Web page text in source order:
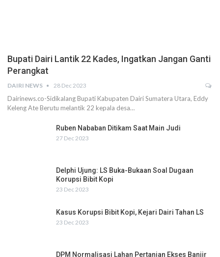
Bupati Dairi Lantik 22 Kades, Ingatkan Jangan Ganti
Perangkat
DAIRI NEWS 28 Dec 2023
Dairinews.co-Sidikalang Bupati Kabupaten Dairi Sumatera Utara, Eddy
Keleng Ate Berutu melantik 22 kepala desa…
Ruben Nababan Ditikam Saat Main Judi
27 Dec 2023
Delphi Ujung: LS Buka-Bukaan Soal Dugaan
Korupsi Bibit Kopi
23 Dec 2023
Kasus Korupsi Bibit Kopi, Kejari Dairi Tahan LS
23 Dec 2023
DPM Normalisasi Lahan Pertanian Ekses Banjir